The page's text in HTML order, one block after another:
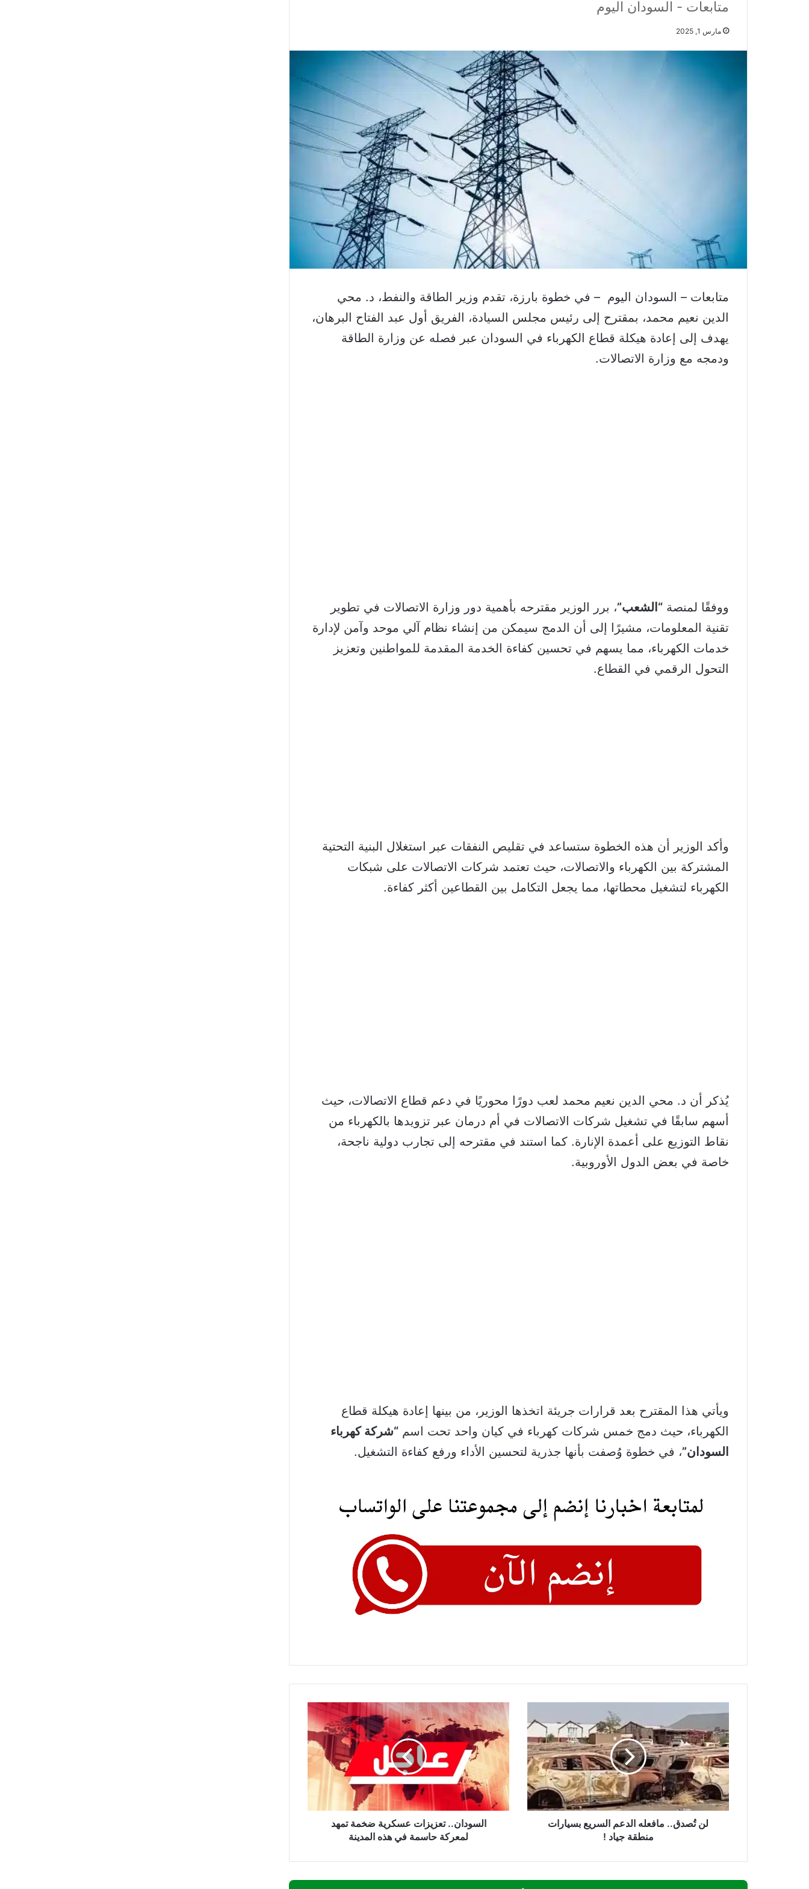
متابعات - السودان اليوم
مارس 1, 2025
متابعات – السودان اليوم – في خطوة بارزة، تقدم وزير الطاقة والنفط، د. محي
الدين نعيم محمد، بمقترح إلى رئيس مجلس السيادة، الفريق أول عبد الفتاح البرهان،
يهدف إلى إعادة هيكلة قطاع الكهرباء في السودان عبر فصله عن وزارة الطاقة
ودمجه مع وزارة الاتصالات.
ووفقًا لمنصة “الشعب”، برر الوزير مقترحه بأهمية دور وزارة الاتصالات في تطوير
تقنية المعلومات، مشيرًا إلى أن الدمج سيمكن من إنشاء نظام آلي موحد وآمن لإدارة
خدمات الكهرباء، مما يسهم في تحسين كفاءة الخدمة المقدمة للمواطنين وتعزيز
التحول الرقمي في القطاع.
وأكد الوزير أن هذه الخطوة ستساعد في تقليص النفقات عبر استغلال البنية التحتية
المشتركة بين الكهرباء والاتصالات، حيث تعتمد شركات الاتصالات على شبكات
الكهرباء لتشغيل محطاتها، مما يجعل التكامل بين القطاعين أكثر كفاءة.
يُذكر أن د. محي الدين نعيم محمد لعب دورًا محوريًا في دعم قطاع الاتصالات، حيث
أسهم سابقًا في تشغيل شركات الاتصالات في أم درمان عبر تزويدها بالكهرباء من
نقاط التوزيع على أعمدة الإنارة. كما استند في مقترحه إلى تجارب دولية ناجحة،
خاصة في بعض الدول الأوروبية.
ويأتي هذا المقترح بعد قرارات جريئة اتخذها الوزير، من بينها إعادة هيكلة قطاع
الكهرباء، حيث دمج خمس شركات كهرباء في كيان واحد تحت اسم “شركة كهرباء
السودان”، في خطوة وُصفت بأنها جذرية لتحسين الأداء ورفع كفاءة التشغيل.
مافعله
الدعم
السريع
بسيارات
منطقة
جياد
!
لن تُصدق.. مافعله الدعم السريع بسيارات
منطقة جياد !
السودان..
تعزيزات
عسكرية
ضخمة
تمهد
حاسمة
في
هذه
السودان.. تعزيزات عسكرية ضخمة تمهد
لمعركة حاسمة في هذه المدينة